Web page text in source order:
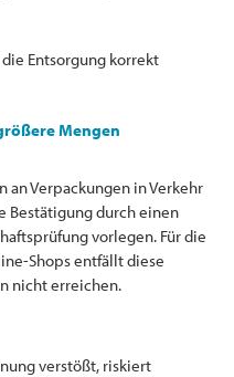
Entsorgung korrekt
Mengen
an Verpackungen in Verkehr
Bestätigung durch einen
vorlegen. Für die
Shops entfällt diese
nicht erreichen.
verstößt, riskiert